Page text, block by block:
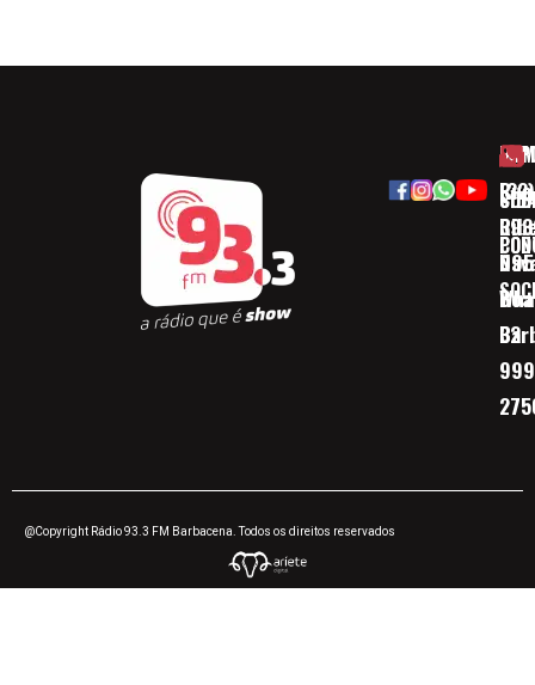
(32)
32
@Copyright Rádio 93.3 FM Barbacena. Todos os direitos reservados